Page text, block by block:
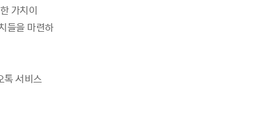
가치이
들을 마련하
톡 서비스